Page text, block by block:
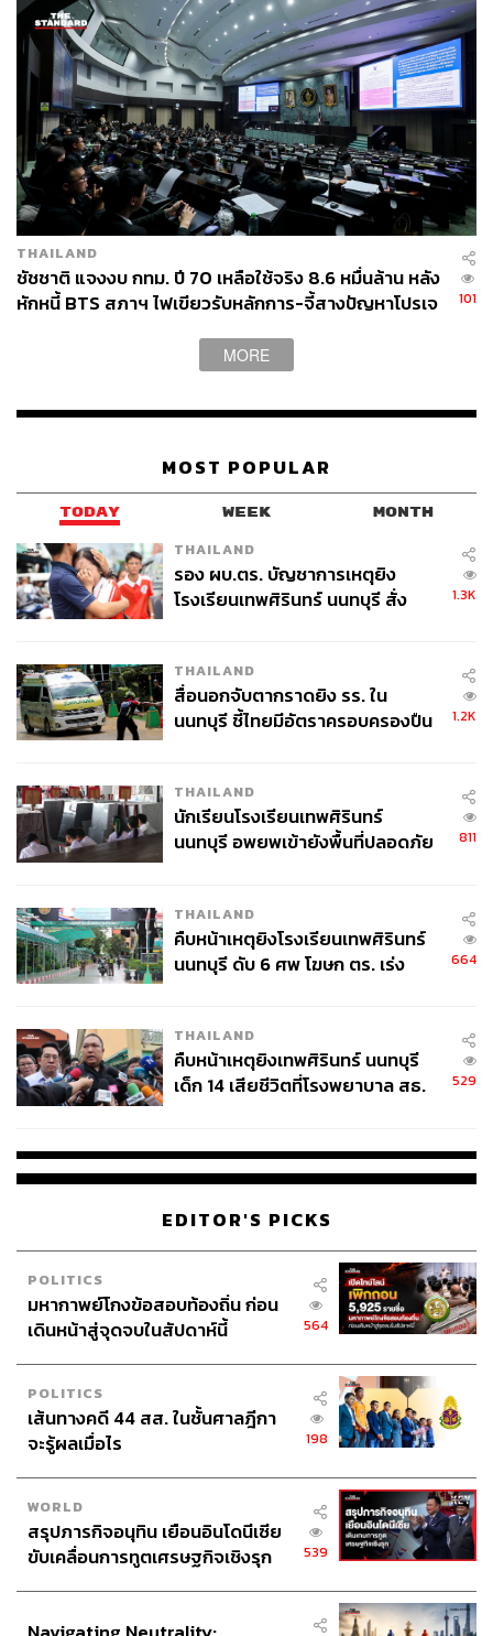
THAILAND
ชัชชาติ แจงงบ กทม. ปี 70 เหลือใช้จริง 8.6 หมื่นล้าน หลัง
หักหนี้ BTS สภาฯ ไฟเขียวรับหลักการ-จี้สางปัญหาโปรเจ
101
MORE
MOST POPULAR
TODAY WEEK MONTH
THAILAND
รอง ผบ.ตร. บัญชาการเหตุยิง
โรงเรียนเทพศิรินทร์ นนทบุรี สั่ง
1.3K
THAILAND
สื่อนอกจับตากราดยิง รร. ใน
นนทบุรี ชี้ไทยมีอัตราครอบครองปืน
1.2K
THAILAND
นักเรียนโรงเรียนเทพศิรินทร์
นนทบุรี อพยพเข้ายังพื้นที่ปลอดภัย
811
THAILAND
คืบหน้าเหตุยิงโรงเรียนเทพศิรินทร์
นนทบุรี ดับ 6 ศพ โฆษก ตร. เร่ง
664
THAILAND
คืบหน้าเหตุยิงเทพศิรินทร์ นนทบุรี
เด็ก 14 เสียชีวิตที่โรงพยาบาล สธ.
529
EDITOR'S PICKS
POLITICS
มหากาพย์โกงข้อสอบท้องถิ่น ก่อน
เดินหน้าสู่จุดจบในสัปดาห์นี้
564
POLITICS
เส้นทางคดี 44 สส. ในชั้นศาลฎีกา
จะรู้ผลเมื่อไร
198
WORLD
สรุปภารกิจอนุทิน เยือนอินโดนีเซีย
ขับเคลื่อนการทูตเศรษฐกิจเชิงรุก
539